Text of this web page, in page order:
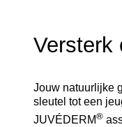
Versterk
Jouw natuurlijke
sleutel tot een
JUVÉDERM®